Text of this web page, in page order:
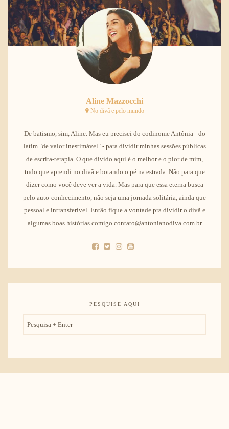
Aline Mazzocchi
No divã e pelo mundo
De batismo, sim, Aline. Mas eu precisei do codinome Antônia - do
latim "de valor inestimável" - para dividir minhas sessões públicas
de escrita-terapia. O que divido aqui é o melhor e o pior de mim,
tudo que aprendi no divã e botando o pé na estrada. Não para que
dizer como você deve ver a vida. Mas para que essa eterna busca
pelo auto-conhecimento, não seja uma jornada solitária, ainda que
pessoal e intransferível. Então fique a vontade pra dividir o divã e
algumas boas histórias comigo.contato@antonianodiva.com.br
PESQUISE AQUI